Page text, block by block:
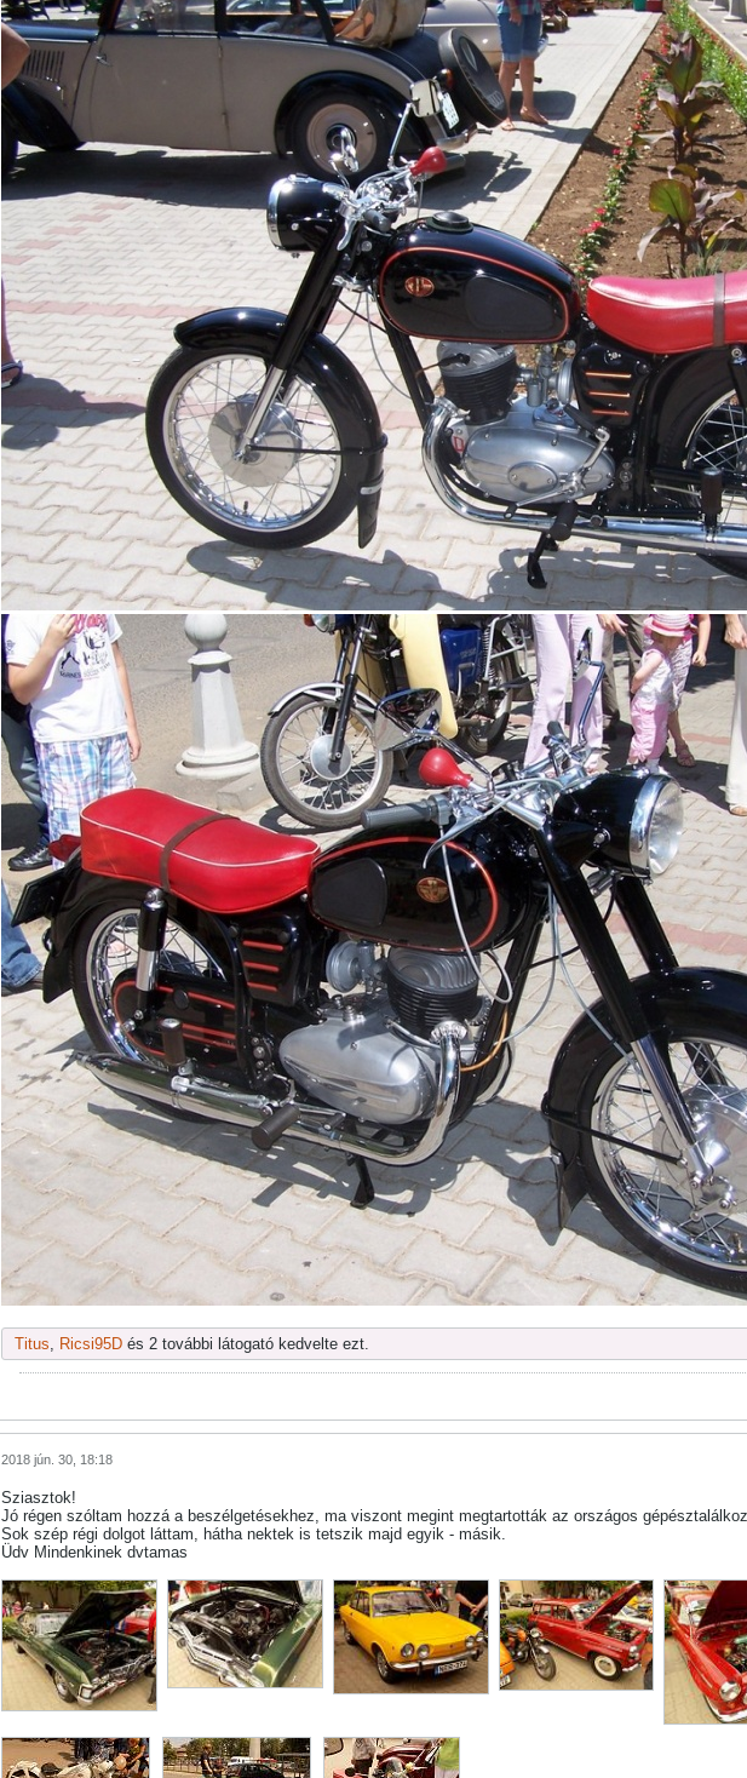
Titus, Ricsi95D és 2 további látogató kedvelte ezt.
2018 jún. 30, 18:18
Sziasztok!
Jó régen szóltam hozzá a beszélgetésekhez, ma viszont megint megtartották az országos
Sok szép régi dolgot láttam, hátha nektek is tetszik majd egyik - másik.
Üdv Mindenkinek dvtamas